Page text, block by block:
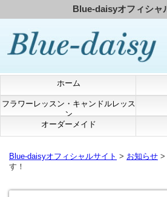
Blue-daisyオフィシャ
ホーム
フラワーレッスン・キャンドルレッス
ン
オーダーメイド
Blue-daisyオフィシャルサイト > お知らせ >
す！